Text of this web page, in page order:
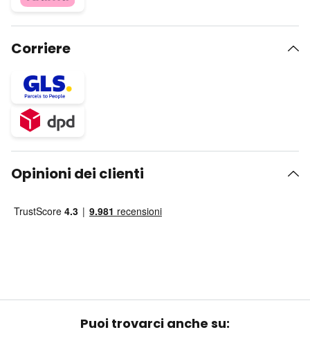
Corriere
Opinioni dei clienti
Puoi trovarci anche su: